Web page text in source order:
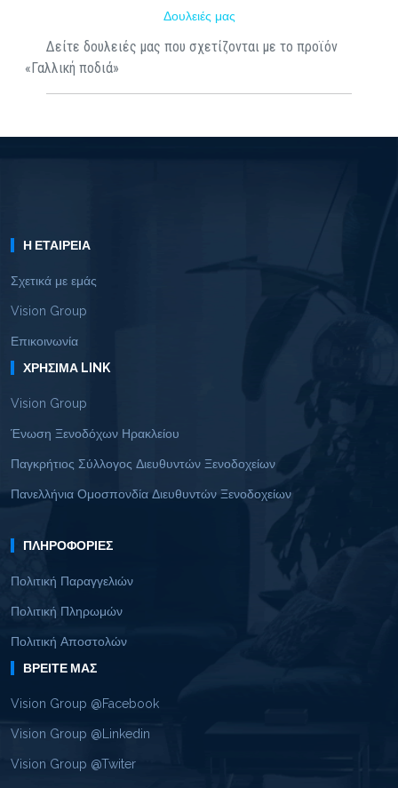
Δουλειές μας
Δείτε δουλειές μας που σχετίζονται με το προϊόν
«Γαλλική ποδιά»
Η ΕΤΑΙΡΕΊΑ
Σχετικά με εμάς
Vision Group
Επικοινωνία
ΧΡΉΣΙΜΑ LINK
Vision Group
Ένωση Ξενοδόχων Ηρακλείου
Παγκρήτιος Σύλλογος Διευθυντών Ξενοδοχείων
Πανελλήνια Ομοσπονδία Διευθυντών Ξενοδοχείων
ΠΛΗΡΟΦΟΡΊΕΣ
Πολιτική Παραγγελιών
Πολιτική Πληρωμών
Πολιτική Αποστολών
ΒΡΕΊΤΕ ΜΑΣ
Vision Group @Facebook
Vision Group @Linkedin
Vision Group @Twiter